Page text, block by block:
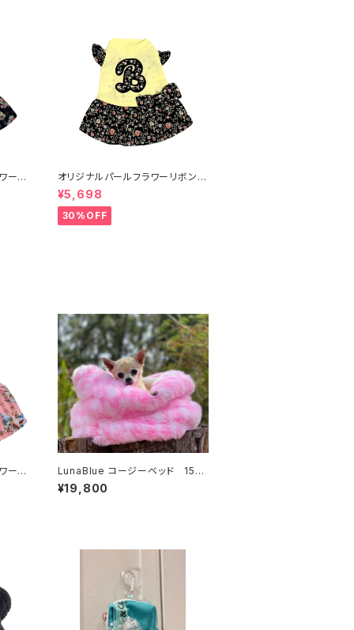
ーワ
オリジナルパールフラワーリボンワ
ンピース 920101〜
¥5,698
30%OFF
ーワ
LunaBlue コージーベッド 155-
203-1019、1029
¥19,800